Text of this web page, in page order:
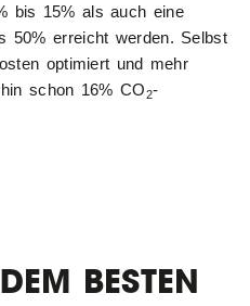
bis 15% als auch eine
50% erreicht werden. Selbst
optimiert und mehr
schon 16% CO2-
BESTEN